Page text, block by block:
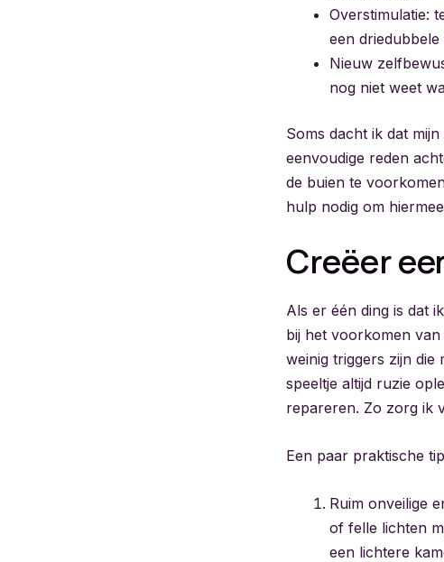
Overstimulatie:
een
Nieuw
nog niet weet
Soms dacht ik dat
eenvoudige reden
de buien te
hulp nodig om
Creëer
Als er één ding is dat
bij het voorkomen
weinig triggers zijn die
speeltje altijd ruzie
repareren. Zo zorg ik
Een paar praktische
Ruim onveilige
of felle lichten
een lichtere